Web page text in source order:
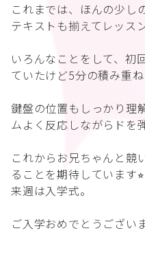
これまでは、ほんの少し
テキストも揃えてレッス
いろんなことをして、初
ていたけど5分の積み重
鍵盤の位置もしっかり理
ムよく反応しながらドを
これからお兄ちゃんと競
ることを期待しています⭐︎
来週は入学式。
ご入学おめでとうござい